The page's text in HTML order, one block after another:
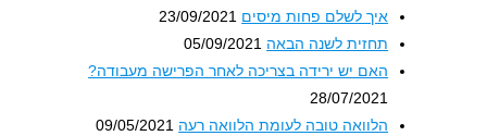
איך לשלם פחות מיסים 23/09/2021
תחזית לשנה הבאה 05/09/2021
האם יש ירידה בצריכה לאחר הפרישה מעבודה?
28/07/2021
הלוואה טובה לעומת הלוואה רעה 09/05/2021